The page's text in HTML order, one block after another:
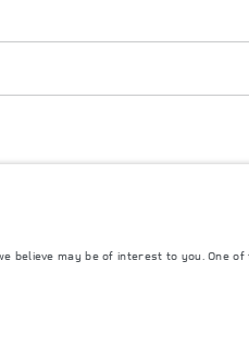
de la carte grise ne sont
les délais de construction. Il s'agit d'une
total en charge du véhicule, les charges
believe may be of interest to you. One of